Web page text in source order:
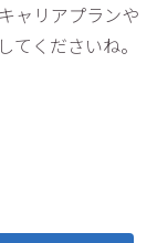
ャリアプランや
くださいね。